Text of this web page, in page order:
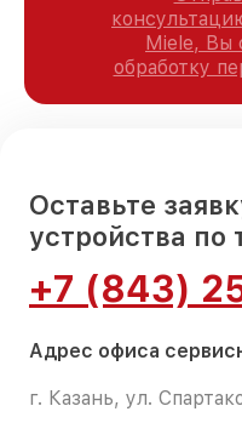
Miele, Вы
обработку
Оставьте
устройства по
+7 (843)
Адрес офиса
г. Казань, ул.